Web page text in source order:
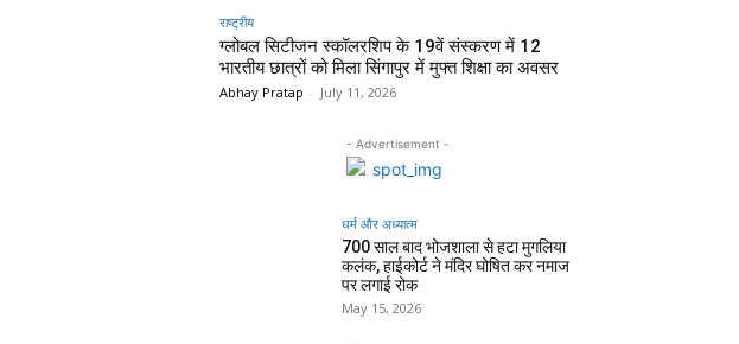
राष्ट्रीय
ग्लोबल सिटीजन स्कॉलरशिप के 19वें संस्करण में 12
भारतीय छात्रों को मिला सिंगापुर में मुफ्त शिक्षा का अवसर
Abhay Pratap - July 11, 2026
- Advertisement -
धर्म और अध्यात्म
700 साल बाद भोजशाला से हटा मुगलिया
कलंक, हाईकोर्ट ने मंदिर घोषित कर नमाज
पर लगाई रोक
May 15, 2026